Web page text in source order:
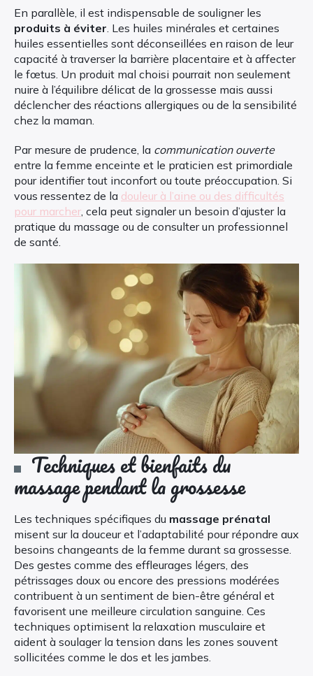
En parallèle, il est indispensable de souligner les
produits à éviter. Les huiles minérales et certaines
huiles essentielles sont déconseillées en raison de leur
capacité à traverser la barrière placentaire et à affecter
le fœtus. Un produit mal choisi pourrait non seulement
nuire à l’équilibre délicat de la grossesse mais aussi
déclencher des réactions allergiques ou de la sensibilité
chez la maman.
Par mesure de prudence, la communication ouverte
entre la femme enceinte et le praticien est primordiale
pour identifier tout inconfort ou toute préoccupation. Si
vous ressentez de la douleur à l’aine ou des difficultés
pour marcher, cela peut signaler un besoin d’ajuster la
pratique du massage ou de consulter un professionnel
de santé.
Techniques et bienfaits du
massage pendant la grossesse
Les techniques spécifiques du massage prénatal
misent sur la douceur et l’adaptabilité pour répondre aux
besoins changeants de la femme durant sa grossesse.
Des gestes comme des effleurages légers, des
pétrissages doux ou encore des pressions modérées
contribuent à un sentiment de bien-être général et
favorisent une meilleure circulation sanguine. Ces
techniques optimisent la relaxation musculaire et
aident à soulager la tension dans les zones souvent
sollicitées comme le dos et les jambes.